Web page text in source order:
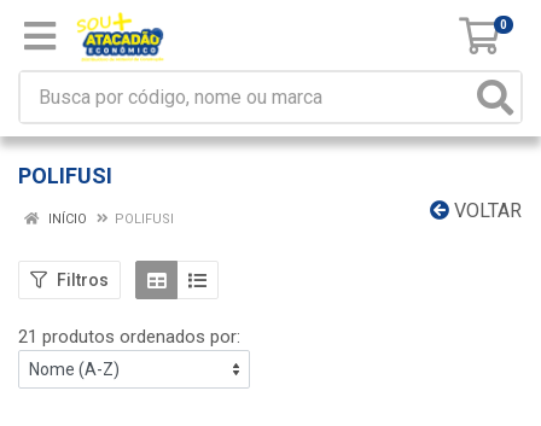
0
POLIFUSI
VOLTAR
INÍCIO POLIFUSI
Filtros
21 produtos ordenados por: